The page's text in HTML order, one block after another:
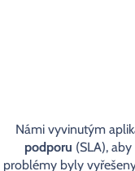
Námi vyvinutým
podporu (SLA),
problémy byly